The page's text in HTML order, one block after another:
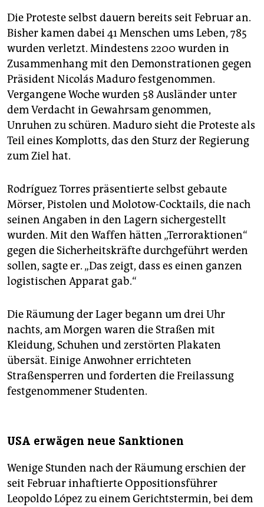
Die Proteste selbst dauern bereits seit Februar an.
Bisher kamen dabei 41 Menschen ums Leben, 785
wurden verletzt. Mindestens 2200 wurden in
Zusammenhang mit den Demonstrationen gegen
Präsident Nicolás Maduro festgenommen.
Vergangene Woche wurden 58 Ausländer unter
dem Verdacht in Gewahrsam genommen,
Unruhen zu schüren. Maduro sieht die Proteste als
Teil eines Komplotts, das den Sturz der Regierung
zum Ziel hat.
Rodríguez Torres präsentierte selbst gebaute
Mörser, Pistolen und Molotow-Cocktails, die nach
seinen Angaben in den Lagern sichergestellt
wurden. Mit den Waffen hätten „Terroraktionen“
gegen die Sicherheitskräfte durchgeführt werden
sollen, sagte er. „Das zeigt, dass es einen ganzen
logistischen Apparat gab.“
Die Räumung der Lager begann um drei Uhr
nachts, am Morgen waren die Straßen mit
Kleidung, Schuhen und zerstörten Plakaten
übersät. Einige Anwohner errichteten
Straßensperren und forderten die Freilassung
festgenommener Studenten.
USA erwägen neue Sanktionen
Wenige Stunden nach der Räumung erschien der
seit Februar inhaftierte Oppositionsführer
Leopoldo López zu einem Gerichtstermin, bei dem